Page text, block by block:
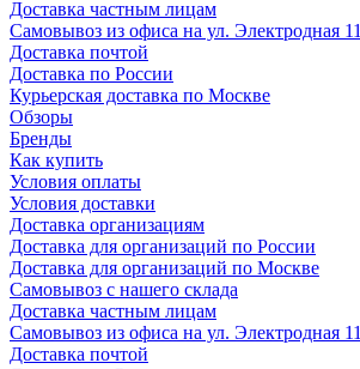
Доставка частным лицам
Самовывоз из офиса на ул. Электродная 11
Доставка почтой
Доставка по России
Курьерская доставка по Москве
Обзоры
Бренды
Как купить
Условия оплаты
Условия доставки
Доставка организациям
Доставка для организаций по России
Доставка для организаций по Москве
Самовывоз с нашего склада
Доставка частным лицам
Самовывоз из офиса на ул. Электродная 11
Доставка почтой